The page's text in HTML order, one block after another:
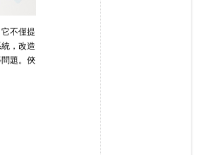
不僅提
，改造
題。俠